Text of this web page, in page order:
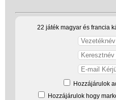
22 játék magyar és francia
Hozzájárulok
Hozzájárulok hogy